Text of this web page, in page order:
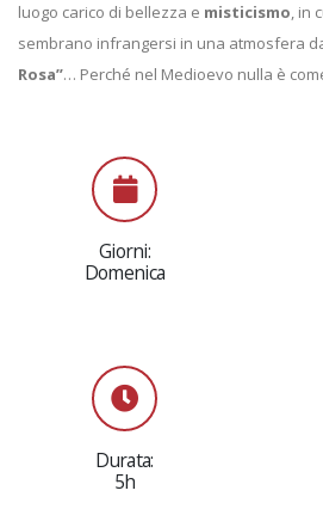
luogo carico di bellezza e misticismo, in
sembrano infrangersi in una atmosfera
Rosa”… Perché nel Medioevo nulla è
Giorni:
Domenica
Durata:
5h